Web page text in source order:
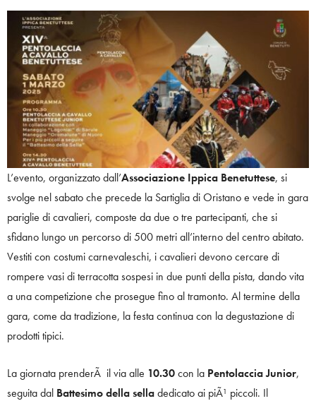
L’evento, organizzato dall’Associazione Ippica Benetuttese, si
svolge nel sabato che precede la Sartiglia di Oristano e vede in gara
pariglie di cavalieri, composte da due o tre partecipanti, che si
sfidano lungo un percorso di 500 metri all’interno del centro abitato.
Vestiti con costumi carnevaleschi, i cavalieri devono cercare di
rompere vasi di terracotta sospesi in due punti della pista, dando vita
a una competizione che prosegue fino al tramonto. Al termine della
gara, come da tradizione, la festa continua con la degustazione di
prodotti tipici.
La giornata prenderÃ il via alle 10.30con la Pentolaccia Junior,
seguita dal Battesimo della selladedicato ai piÃ¹ piccoli. Il